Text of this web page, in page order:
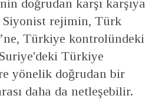
doğrudan karşı karşıya
Siyonist rejimin, Türk
Türkiye kontrolündeki
Türkiye
yönelik doğrudan bir
daha da netleşebilir.